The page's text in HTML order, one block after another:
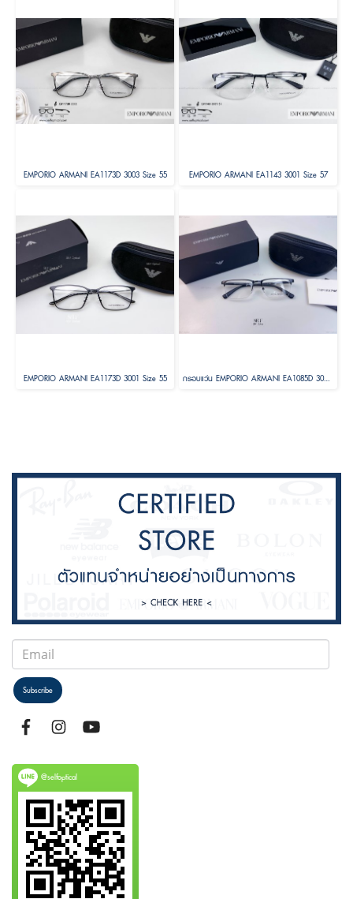
EMPORIO ARMANI EA1173D 3003 Size 55 EMPORIO ARMANI EA1143 3001 Size 57
EMPORIO ARMANI EA1173D 3001 Size 55 กรอบแว่น EMPORIO ARMANI EA1085D 3001 54
Subscribe
@selfoptical